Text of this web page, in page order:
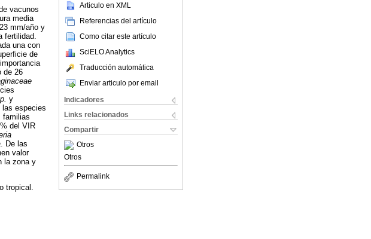
Articulo en XML
Referencias del artículo
Como citar este artículo
SciELO Analytics
Traducción automática
Enviar articulo por email
Indicadores
Links relacionados
Compartir
Otros
Otros
Permalink
vacunos
media
mm/año y
fertilidad.
una con
de
de 26
y
especies
familias
del VIR
. De las
valor
la zona y
tropical.